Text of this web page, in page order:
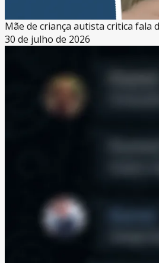
Mãe de criança autista critica fala
30 de julho de 2026